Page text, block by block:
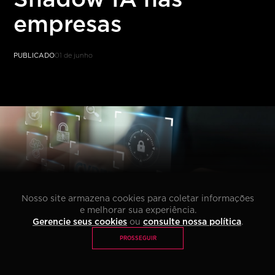
PÓS TECH
IMPACT LAB
empresas
PUBLICADO01 de junho
Nosso site armazena cookies para coletar informações
e melhorar sua experiência.
Gerencie seus cookies ou consulte nossa política.
PROSSEGUIR